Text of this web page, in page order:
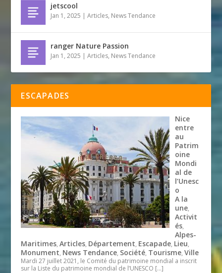
jetscool
Jan 1, 2025 |Articles, News Tendance
ranger Nature Passion
Jan 1, 2025 |Articles, News Tendance
ESCAPADES
Nice
entre
au
Patrim
oine
Mondi
al de
l’Unesc
o
A la
une,
Activit
és,
Alpes-
Maritimes,Articles, Département, Escapade, Lieu,
Monument, News Tendance, Société, Tourisme,Ville
Mardi 27 juillet 2021, le Comité du patrimoine mondial a inscrit
sur la Liste du patrimoine mondial de l’UNESCO […]